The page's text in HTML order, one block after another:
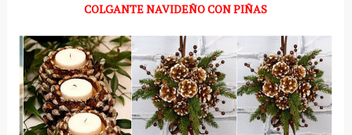
COLGANTE NAVIDEÑO CON PIÑAS